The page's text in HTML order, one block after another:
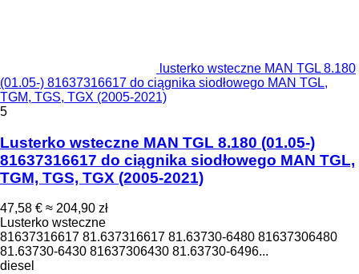
lusterko wsteczne MAN TGL 8.180
(01.05-) 81637316617 do ciągnika siodłowego MAN TGL,
TGM, TGS, TGX (2005-2021)
5
Lusterko wsteczne MAN TGL 8.180 (01.05-)
81637316617 do ciągnika siodłowego MAN TGL,
TGM, TGS, TGX (2005-2021)
47,58 € ≈ 204,90 zł
Lusterko wsteczne
81637316617 81.637316617 81.63730-6480 81637306480
81.63730-6430 81637306430 81.63730-6496...
diesel